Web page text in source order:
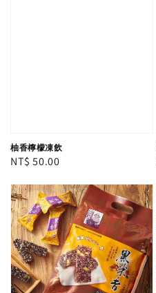
柚香檸檬凍飲
Regular
NT$ 50.00